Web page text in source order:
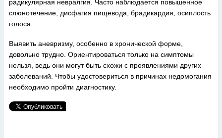
радикулярная невралгия. Часто наблюдается повышенное
слюнотечение, дисфагия пищевода, брадикардия, осиплость
голоса.
Выявить аневризму, особенно в хронической форме,
довольно трудно. Ориентироваться только на симптомы
нельзя, ведь они могут быть схожи с проявлениями других
заболеваний. Чтобы удостовериться в причинах недомогания
необходимо пройти диагностику.